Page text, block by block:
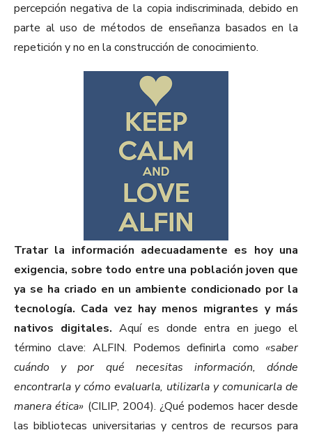
percepción negativa de la copia indiscriminada, debido en
parte al uso de métodos de enseñanza basados en la
repetición y no en la construcción de conocimiento.
Tratar la información adecuadamente es hoy una
exigencia, sobre todo entre una población joven que
ya se ha criado en un ambiente condicionado por la
tecnología. Cada vez hay menos migrantes y más
nativos digitales. Aquí es donde entra en juego el
término clave: ALFIN. Podemos definirla como «saber
cuándo y por qué necesitas información, dónde
encontrarla y cómo evaluarla, utilizarla y comunicarla de
manera ética» (CILIP, 2004). ¿Qué podemos hacer desde
las bibliotecas universitarias y centros de recursos para